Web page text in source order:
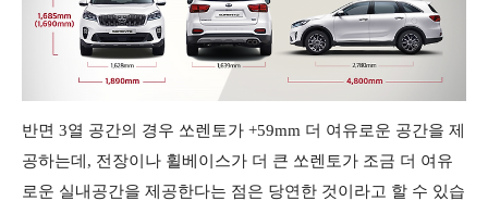
반면 3열 공간의 경우 쏘렌토가 +59mm 더 여유로운 공간을 제
공하는데, 전장이나 휠베이스가 더 큰 쏘렌토가 조금 더 여유
로운 실내공간을 제공한다는 점은 당연한 것이라고 할 수 있습